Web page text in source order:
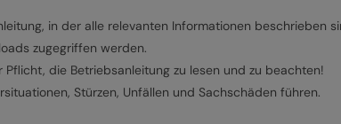
in der alle relevanten Informationen beschrieben
zugegriffen werden.
die Betriebsanleitung zu lesen und zu beachten!
Stürzen, Unfällen und Sachschäden führen.